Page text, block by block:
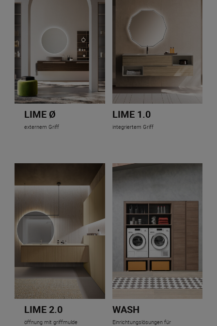
LIME Ø
externem Griff
LIME 1.0
integriertem Griff
LIME 2.0
öffnung mit griffmulde
WASH
Einrichtungslösungen für